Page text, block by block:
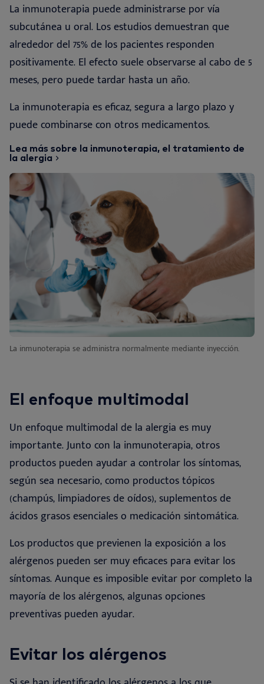
La inmunoterapia puede administrarse por vía
subcutánea u oral. Los estudios demuestran que
alrededor del 75% de los pacientes responden
positivamente. El efecto suele observarse al cabo de 5
meses, pero puede tardar hasta un año.
La inmunoterapia es eficaz, segura a largo plazo y
puede combinarse con otros medicamentos.
Lea más sobre la inmunoterapia, el tratamiento de
la alergia
La inmunoterapia se administra normalmente mediante inyección.
El enfoque multimodal
Un enfoque multimodal de la alergia es muy
importante. Junto con la inmunoterapia, otros
productos pueden ayudar a controlar los síntomas,
según sea necesario, como productos tópicos
(champús, limpiadores de oídos), suplementos de
ácidos grasos esenciales o medicación sintomática.
Los productos que previenen la exposición a los
alérgenos pueden ser muy eficaces para evitar los
síntomas. Aunque es imposible evitar por completo la
mayoría de los alérgenos, algunas opciones
preventivas pueden ayudar.
Evitar los alérgenos